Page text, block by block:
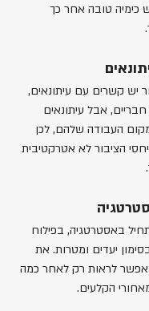
כימיה טובה אחר כך
יש קשרים עם עיתונאים,
אבל עיתונאים
העבודה שלהם, לכן
הציבור לא אטרקטיבית
באסטרטגיה, בפילוח
יעדים ומטרות. את
לראות רק לאחר כמה
הקלעים.